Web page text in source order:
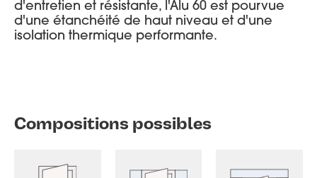
d'entretien et résistante, l'Alu 60 est pourvue
d'une étanchéité de haut niveau et d'une
isolation thermique performante.
Compositions possibles